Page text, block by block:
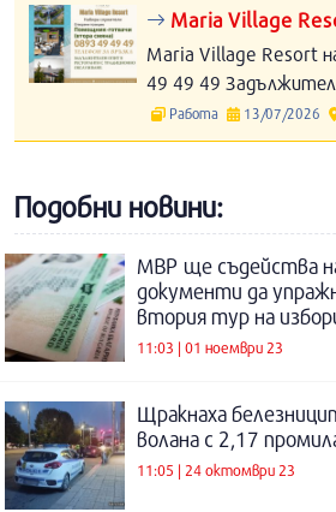
Maria Village
Maria Village Resort
49 49 49
Работа 13/07/2026
Подобни новини:
МВР ще съдейства
документи да
втория тур на
11:03 | 01 ноември 23
Щракнаха
волана с 2,17
11:05 | 24 октомври 23